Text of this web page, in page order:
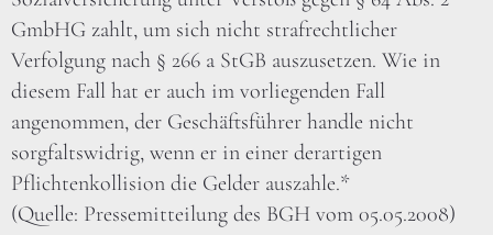
GmbHG zahlt, um sich nicht strafrechtlicher
Verfolgung nach § 266 a StGB auszusetzen. Wie in
diesem Fall hat er auch im vorliegenden Fall
angenommen, der Geschäftsführer handle nicht
sorgfaltswidrig, wenn er in einer derartigen
Pflichtenkollision die Gelder auszahle.*
(Quelle: Pressemitteilung des BGH vom 05.05.2008)